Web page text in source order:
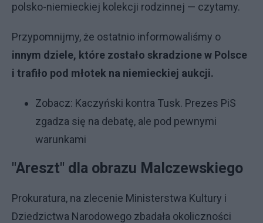
polsko-niemieckiej kolekcji rodzinnej — czytamy.
Przypomnijmy, że ostatnio informowaliśmy o
innym dziele, które zostało skradzione w Polsce
i trafiło pod młotek na niemieckiej aukcji.
Zobacz: Kaczyński kontra Tusk. Prezes PiS
zgadza się na debatę, ale pod pewnymi
warunkami
"Areszt" dla obrazu Malczewskiego
Prokuratura, na zlecenie Ministerstwa Kultury i
Dziedzictwa Narodowego zbadała okoliczności